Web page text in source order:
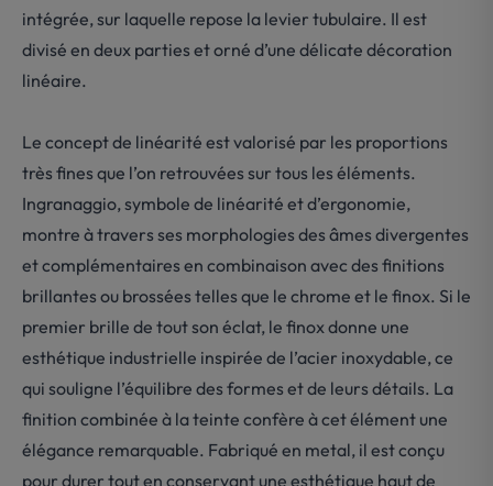
intégrée, sur laquelle repose la levier tubulaire. Il est
divisé en deux parties et orné d’une délicate décoration
linéaire.
Le concept de linéarité est valorisé par les proportions
très fines que l’on retrouvées sur tous les éléments.
Ingranaggio, symbole de linéarité et d’ergonomie,
montre à travers ses morphologies des âmes divergentes
et complémentaires en combinaison avec des finitions
brillantes ou brossées telles que le chrome et le finox. Si le
premier brille de tout son éclat, le finox donne une
esthétique industrielle inspirée de l’acier inoxydable, ce
qui souligne l’équilibre des formes et de leurs détails. La
finition combinée à la teinte confère à cet élément une
élégance remarquable. Fabriqué en metal, il est conçu
pour durer tout en conservant une esthétique haut de